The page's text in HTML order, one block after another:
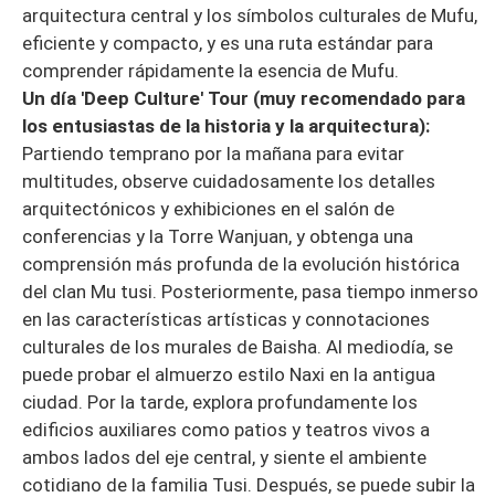
arquitectura central y los símbolos culturales de Mufu,
eficiente y compacto, y es una ruta estándar para
comprender rápidamente la esencia de Mufu.
Un día 'Deep Culture' Tour (muy recomendado para
los entusiastas de la historia y la arquitectura):
Partiendo temprano por la mañana para evitar
multitudes, observe cuidadosamente los detalles
arquitectónicos y exhibiciones en el salón de
conferencias y la Torre Wanjuan, y obtenga una
comprensión más profunda de la evolución histórica
del clan Mu tusi. Posteriormente, pasa tiempo inmerso
en las características artísticas y connotaciones
culturales de los murales de Baisha. Al mediodía, se
puede probar el almuerzo estilo Naxi en la antigua
ciudad. Por la tarde, explora profundamente los
edificios auxiliares como patios y teatros vivos a
ambos lados del eje central, y siente el ambiente
cotidiano de la familia Tusi. Después, se puede subir la